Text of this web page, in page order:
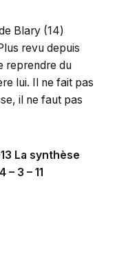
Blary (14)
revu depuis
reprendre du
lui. Il ne fait pas
il ne faut pas
La synthèse
– 3 – 11